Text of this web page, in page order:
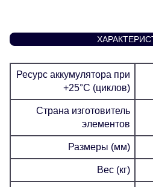
Ресурс аккумулятора при
+25°C (циклов)
Страна изготовитель
элементов
Размеры (мм)
Вес (кг)